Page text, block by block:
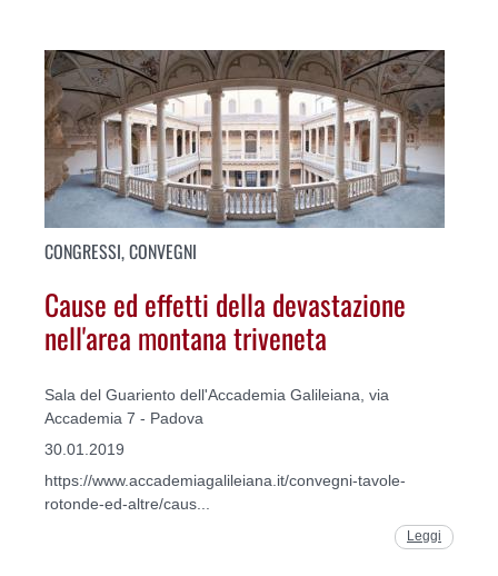
CONGRESSI, CONVEGNI
Cause ed effetti della devastazione
nell'area montana triveneta
Sala del Guariento dell'Accademia Galileiana, via
Accademia 7 - Padova
30.01.2019
https://www.accademiagalileiana.it/convegni-tavole-
rotonde-ed-altre/caus...
Leggi